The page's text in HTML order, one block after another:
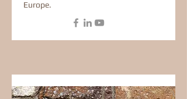
Europe.